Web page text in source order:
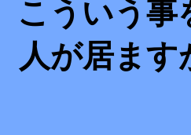
こういう事
人が居ま